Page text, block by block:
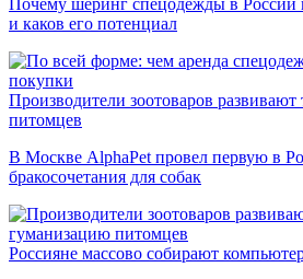
Почему шеринг спецодежды в России
и каков его потенциал
Производители зоотоваров
питомцев
В Москве AlphaPet провел первую в
бракосочетания для собак
Россияне массово собирают